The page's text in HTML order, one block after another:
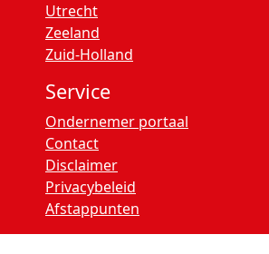
Utrecht
Zeeland
Zuid-Holland
Service
Ondernemer portaal
Contact
Disclaimer
Privacybeleid
Afstappunten